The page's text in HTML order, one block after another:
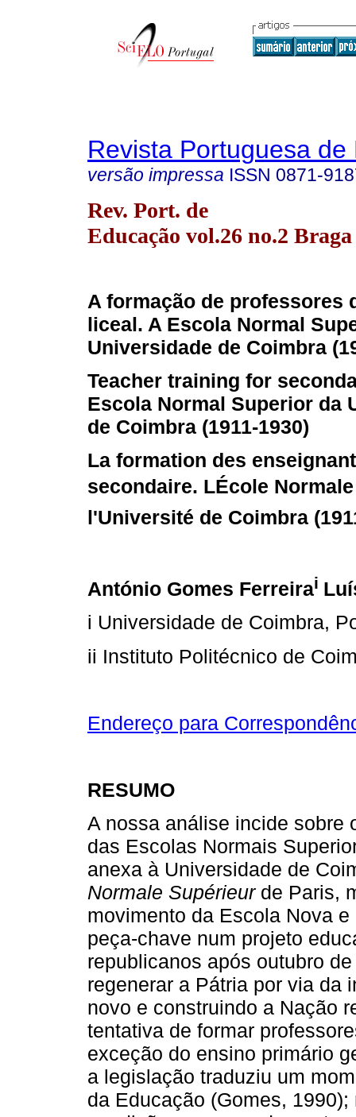
Revista Portuguesa de
versão impressa ISSN 0871-
Rev. Port. de
Educação vol.26 no.2
A formação de professores
liceal. A Escola Normal
Universidade de Coimbra
Teacher training for
Escola Normal Superior da
de Coimbra (1911-1930)
La formation des
secondaire. LÉcole
l'Université de Coimbra
António Gomes Ferreirai
i Universidade de Coimbra,
ii Instituto Politécnico de
Endereço para
RESUMO
A nossa análise incide sobre
das Escolas Normais
anexa à Universidade de
Normale Supérieurde Paris,
movimento da Escola Nova
peça-chave num projeto
republicanos após outubro
regenerar a Pátria por via da
novo e construindo a Nação
tentativa de formar
exceção do ensino primário
a legislação traduziu um
da Educação (Gomes,